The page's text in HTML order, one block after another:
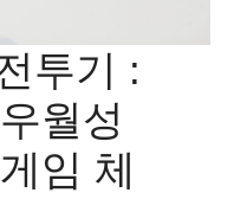
투기 :
월성
임 체